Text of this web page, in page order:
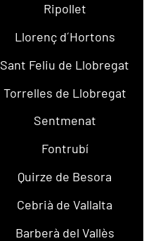
Ripollet
Llorenç d´Hortons
Sant Feliu de Llobregat
Torrelles de Llobregat
Sentmenat
Fontrubí
Quirze de Besora
Cebrià de Vallalta
Barberà del Vallès